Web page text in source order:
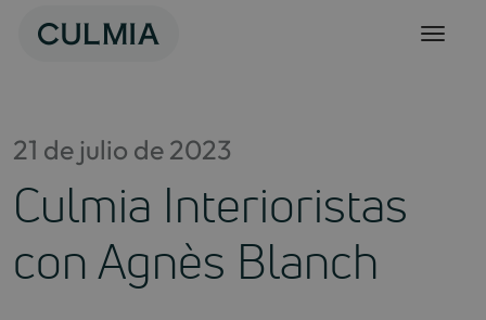
21 de julio de 2023
Culmia Interioristas
con Agnès Blanch